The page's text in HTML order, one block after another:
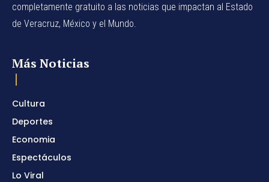
completamente gratuito a las noticias que impactan al Estado
de Veracruz, México y el Mundo.
Más Noticias
Cultura
Deportes
Economia
Espectáculos
Lo Viral